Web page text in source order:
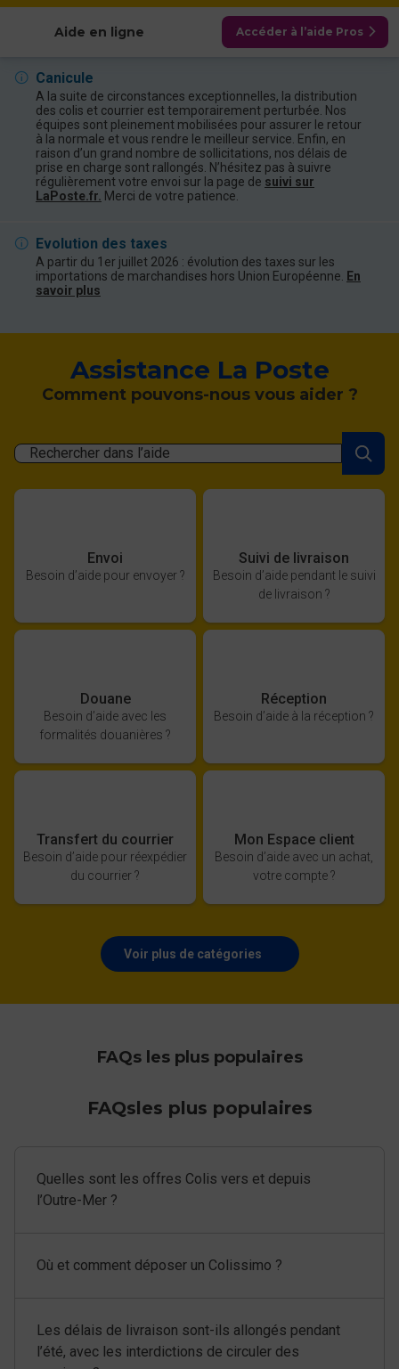
Aide en ligne Accéder à l’aide Pros
Canicule
A la suite de circonstances exceptionnelles, la distribution
des colis et courrier est temporairement perturbée. Nos
équipes sont pleinement mobilisées pour assurer le retour
à la normale et vous rendre le meilleur service. Enfin, en
raison d’un grand nombre de sollicitations, nos délais de
prise en charge sont rallongés. N’hésitez pas à suivre
régulièrement votre envoi sur la page de suivi sur
LaPoste.fr. Merci de votre patience.
Evolution des taxes
A partir du 1er juillet 2026 : évolution des taxes sur les
importations de marchandises hors Union Européenne.
En
savoir plus
Assistance La Poste
Comment pouvons-nous vous aider ?
Rechercher dans l’aide
Envoi
Besoin d’aide pour envoyer ?
Suivi de livraison
Besoin d’aide pendant le suivi
de livraison ?
Douane
Besoin d’aide avec les
formalités douanières ?
Réception
Besoin d’aide à la réception ?
Transfert du courrier
Besoin d’aide pour réexpédier
du courrier ?
Mon Espace client
Besoin d’aide avec un achat,
votre compte ?
Voir plus de catégories
FAQs les plus populaires
FAQsles plus populaires
Quelles sont les offres Colis vers et depuis
l’Outre-Mer ?
Où et comment déposer un Colissimo ?
Les délais de livraison sont-ils allongés pendant
l’été, avec les interdictions de circuler des